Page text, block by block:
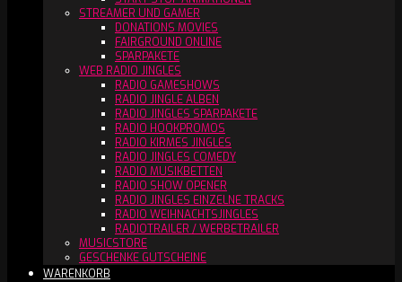
STREAMER UND GAMER
DONATIONS MOVIES
FAIRGROUND ONLINE
SPARPAKETE
WEB RADIO JINGLES
RADIO GAMESHOWS
RADIO JINGLE ALBEN
RADIO JINGLES SPARPAKETE
RADIO HOOKPROMOS
RADIO KIRMES JINGLES
RADIO JINGLES COMEDY
RADIO MUSIKBETTEN
RADIO SHOW OPENER
RADIO JINGLES EINZELNE TRACKS
RADIO WEIHNACHTSJINGLES
RADIOTRAILER / WERBETRAILER
MUSICSTORE
GESCHENKE GUTSCHEINE
WARENKORB